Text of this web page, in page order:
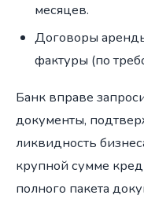
месяцев.
Договоры
фактуры (по
Банк вправе
документы,
ликвидность
крупной сумме
полного пакета